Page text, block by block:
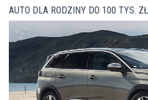
AUTO DLA RODZINY DO 100 TYS. ZŁ